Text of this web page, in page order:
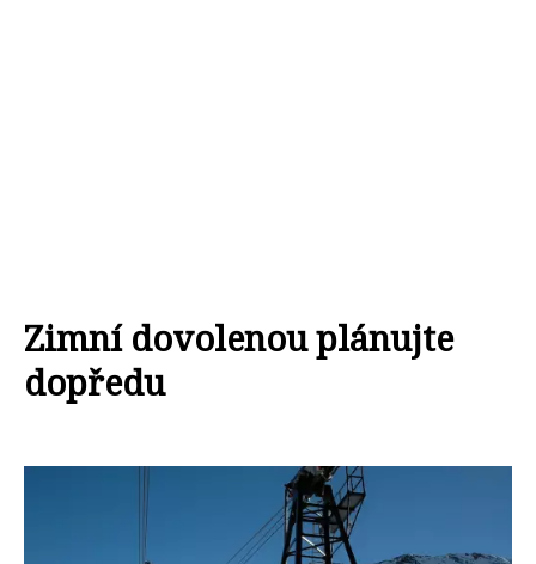
Zimní dovolenou plánujte
dopředu